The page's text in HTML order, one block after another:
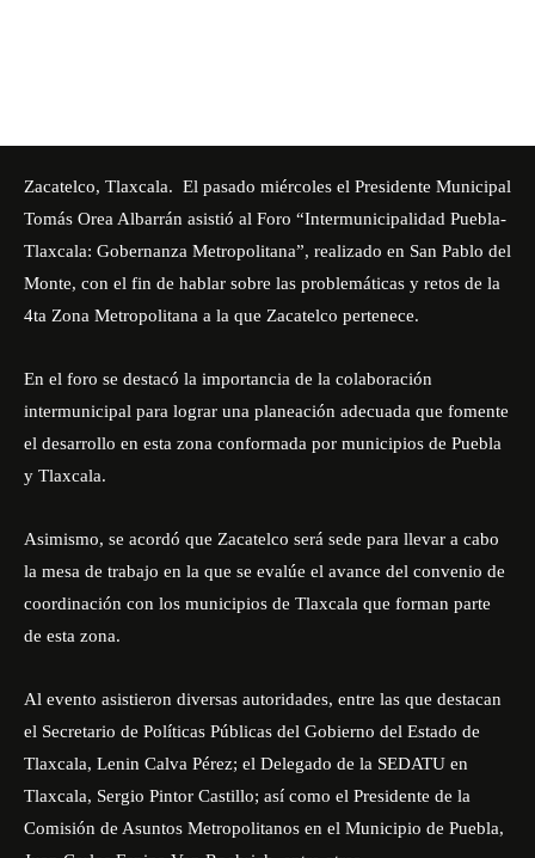
Zacatelco, Tlaxcala. El pasado miércoles el Presidente Municipal
Tomás Orea Albarrán asistió al Foro “Intermunicipalidad Puebla-
Tlaxcala: Gobernanza Metropolitana”, realizado en San Pablo del
Monte, con el fin de hablar sobre las problemáticas y retos de la
4ta Zona Metropolitana a la que Zacatelco pertenece.
En el foro se destacó la importancia de la colaboración
intermunicipal para lograr una planeación adecuada que fomente
el desarrollo en esta zona conformada por municipios de Puebla
y Tlaxcala.
Asimismo, se acordó que Zacatelco será sede para llevar a cabo
la mesa de trabajo en la que se evalúe el avance del convenio de
coordinación con los municipios de Tlaxcala que forman parte
de esta zona.
Al evento asistieron diversas autoridades, entre las que destacan
el Secretario de Políticas Públicas del Gobierno del Estado de
Tlaxcala, Lenin Calva Pérez; el Delegado de la SEDATU en
Tlaxcala, Sergio Pintor Castillo; así como el Presidente de la
Comisión de Asuntos Metropolitanos en el Municipio de Puebla,